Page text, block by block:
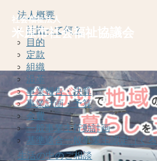
社会福祉法人
米原市社会福祉協議会
法人概要
社協って何？
目的
定款
組織
沿革
事業報告・決算
事業計画・予算
会費
一般事業主行動計画
基準適合一般事業主認定（く
生活の中のご相談